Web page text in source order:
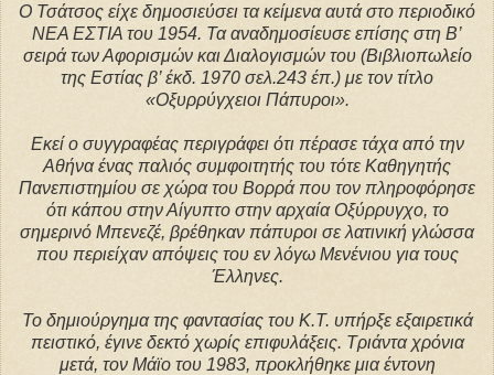
Ο Τσάτσος είχε δημοσιεύσει τα κείμενα αυτά στο περιοδικό
ΝΕΑ ΕΣΤΙΑ του 1954. Τα αναδημοσίευσε επίσης στη Β’
σειρά των Αφορισμών και Διαλογισμών του (Βιβλιοπωλείο
της Εστίας β’ έκδ. 1970 σελ.243 έπ.) με τον τίτλο
«Οξυρρύγχειοι Πάπυροι».
Εκεί ο συγγραφέας περιγράφει ότι πέρασε τάχα από την
Αθήνα ένας παλιός συμφοιτητής του τότε Καθηγητής
Πανεπιστημίου σε χώρα του Βορρά που τον πληροφόρησε
ότι κάπου στην Αίγυπτο στην αρχαία Οξύρρυγχο, το
σημερινό Μπενεζέ, βρέθηκαν πάπυροι σε λατινική γλώσσα
που περιείχαν απόψεις του εν λόγω Μενένιου για τους
Έλληνες.
Το δημιούργημα της φαντασίας του Κ.Τ. υπήρξε εξαιρετικά
πειστικό, έγινε δεκτό χωρίς επιφυλάξεις. Τριάντα χρόνια
μετά, τον Μάϊο του 1983, προκλήθηκε μια έντονη